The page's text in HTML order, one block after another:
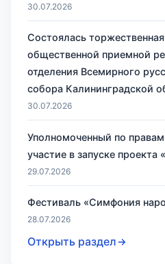
30.07.2026
Состоялась
общественной приемной
отделения Всемирного
собора Калининградской
30.07.2026
Уполномоченный по
участие в запуске
29.07.2026
Фестиваль «Симфония
28.07.2026
Открыть раздел